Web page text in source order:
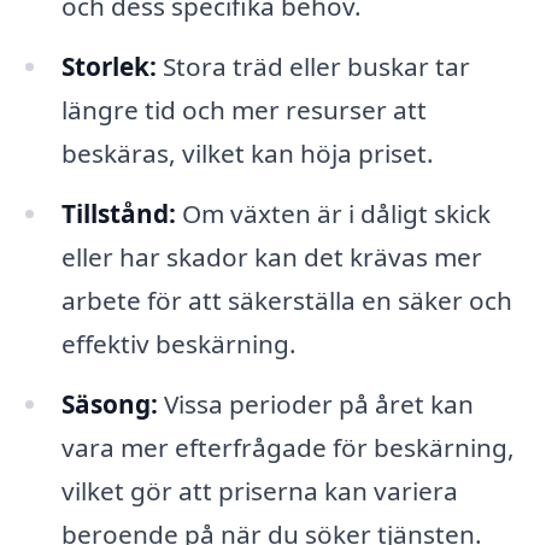
Storlek: Stora träd eller buskar tar
längre tid och mer resurser att
beskäras, vilket kan höja priset.
Tillstånd: Om växten är i dåligt skick
eller har skador kan det krävas mer
arbete för att säkerställa en säker och
effektiv beskärning.
Säsong: Vissa perioder på året kan
vara mer efterfrågade för beskärning,
vilket gör att priserna kan variera
beroende på när du söker tjänsten.